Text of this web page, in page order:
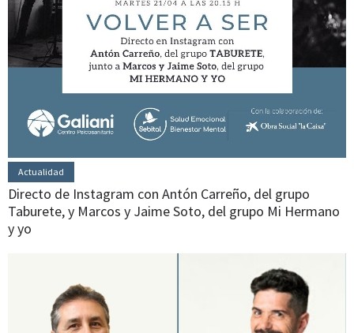
Actualidad
Directo de Instagram con Antón Carreño, del grupo
Taburete, y Marcos y Jaime Soto, del grupo Mi Hermano
y yo